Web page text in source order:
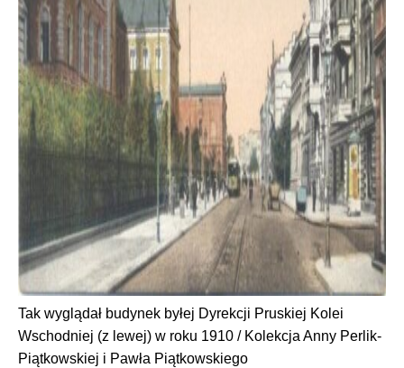
Tak wyglądał budynek byłej Dyrekcji Pruskiej Kolei
Wschodniej (z lewej) w roku 1910 / Kolekcja Anny Perlik-
Piątkowskiej i Pawła Piątkowskiego